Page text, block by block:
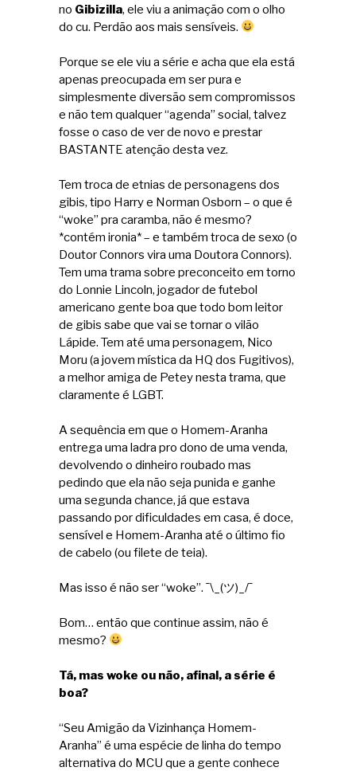
no Gibizilla, ele viu a animação com o olho
do cu. Perdão aos mais sensíveis.
Porque se ele viu a série e acha que ela está
apenas preocupada em ser pura e
simplesmente diversão sem compromissos
e não tem qualquer “agenda” social, talvez
fosse o caso de ver de novo e prestar
BASTANTE atenção desta vez.
Tem troca de etnias de personagens dos
gibis, tipo Harry e Norman Osborn – o que é
“woke” pra caramba, não é mesmo?
*contém ironia* – e também troca de sexo (o
Doutor Connors vira uma Doutora Connors).
Tem uma trama sobre preconceito em torno
do Lonnie Lincoln, jogador de futebol
americano gente boa que todo bom leitor
de gibis sabe que vai se tornar o vilão
Lápide. Tem até uma personagem, Nico
Moru (a jovem mística da HQ dos Fugitivos),
a melhor amiga de Petey nesta trama, que
claramente é LGBT.
A sequência em que o Homem-Aranha
entrega uma ladra pro dono de uma venda,
devolvendo o dinheiro roubado mas
pedindo que ela não seja punida e ganhe
uma segunda chance, já que estava
passando por dificuldades em casa, é doce,
sensível e Homem-Aranha até o último fio
de cabelo (ou filete de teia).
Mas isso é não ser “woke”. ¯\_(ツ)_/¯
Bom… então que continue assim, não é
mesmo?
Tá, mas woke ou não, afinal, a série é
boa?
“Seu Amigão da Vizinhança Homem-
Aranha” é uma espécie de linha do tempo
alternativa do MCU que a gente conhece